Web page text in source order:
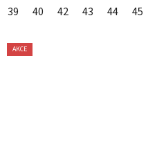
39 40 42 43 44 45
AKCE